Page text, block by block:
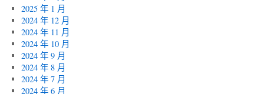
2025 年 1 月
2024 年 12 月
2024 年 11 月
2024 年 10 月
2024 年 9 月
2024 年 8 月
2024 年 7 月
2024 年 6 月